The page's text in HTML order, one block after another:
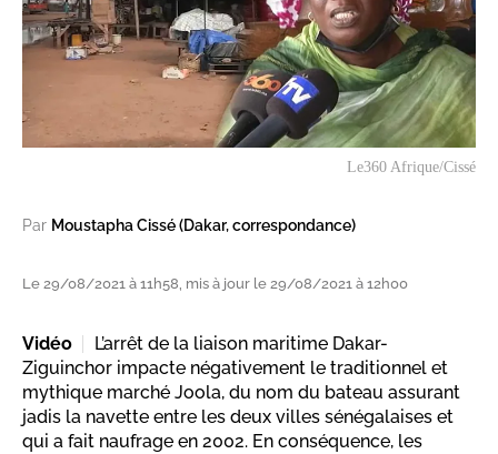
Le360 Afrique/Cissé
Par Moustapha Cissé (Dakar, correspondance)
Le 29/08/2021 à 11h58, mis à jour le 29/08/2021 à 12h00
Vidéo
L’arrêt de la liaison maritime Dakar-
Ziguinchor impacte négativement le traditionnel et
mythique marché Joola, du nom du bateau assurant
jadis la navette entre les deux villes sénégalaises et
qui a fait naufrage en 2002. En conséquence, les